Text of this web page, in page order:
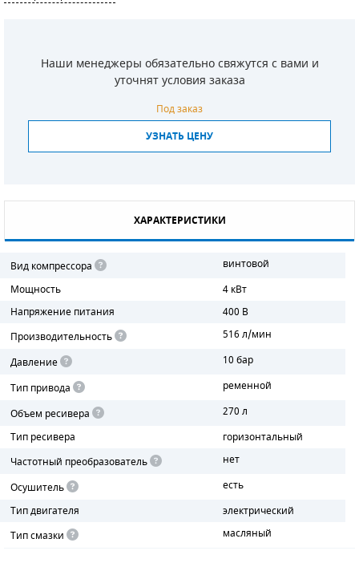
Наши менеджеры обязательно свяжутся с вами и
уточнят условия заказа
Под заказ
УЗНАТЬ ЦЕНУ
ХАРАКТЕРИСТИКИ
Вид компрессора
винтовой
Мощность
4 кВт
Напряжение питания
400 В
Производительность
516 л/мин
Давление
10 бар
Тип привода
ременной
Объем ресивера
270 л
Тип ресивера
горизонтальный
Частотный преобразователь
нет
Осушитель
есть
Тип двигателя
электрический
Тип смазки
масляный
ДЛЯ АДСОРБЦИОННЫХ ОСУШИТЕЛЕЙ
МОТОРНОЕ МАСЛО
РАДИАТОРЫ
ПОДШИПНИКИ
ПОРШНЕВЫЕ БЛОКИ
ДЕТАЛИ СПИРАЛЬНЫХ КОМПРЕССОРОВ
ДЕТАЛИ НАСОСНОЙ ЧАСТИ
ДЕТАЛИ ПОГРУЖНЫХ НАСОСОВ